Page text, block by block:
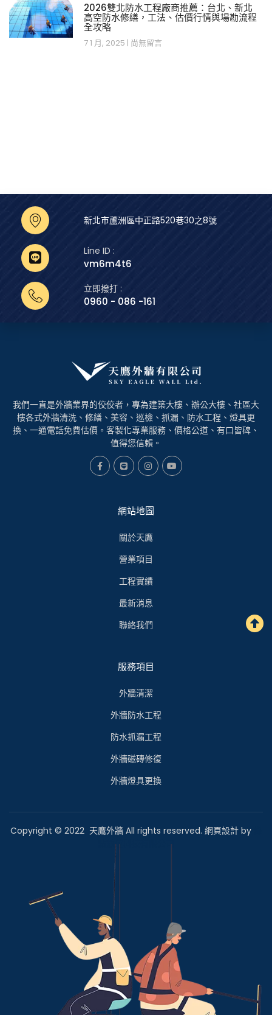
2026雙北防水工程廠商推薦：台北、新北
高空防水修繕，工法、估價行情與場勘流程
全攻略
7 1 月, 2025 尚無留言
新北市蘆洲區中正路520巷30之8號
Line ID :
vm6m4t6
立即撥打 :
0960 - 086 -161
我們一直是外牆業界的佼佼者，專為建築大樓、辦公大樓、社區大
樓各式外牆清洗、修繕、美容、巡檢、抓漏、防水工程、燈具更
換、一通電話免費估價。客製化專業服務、價格公道、有口皆碑、
值得您信賴。
網站地圖
關於天鷹
營業項目
工程實績
最新消息
聯絡我們
服務項目
外牆清潔
外牆防水工程
防水抓漏工程
外牆磁磚修復
外牆燈具更換
Copyright © 2022 天鷹外牆 All rights reserved. 網頁設計 by
點數位科技有限公司